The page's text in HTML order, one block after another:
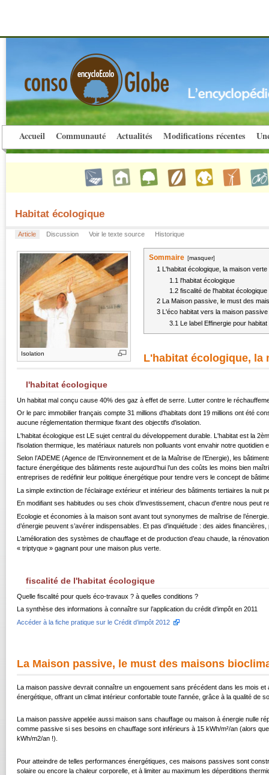
Accueil Communauté Actualités Modifications récentes
Habitat écologique
Article Discussion Voir le texte source Historique
Isolation
Sommaire [masquer]
1 L'habitat écologique, la maison
1.1
l'habitat écologique
1.2 fiscalité de l'habitat écologique
2 La Maison passive, le must des
3 L'éco habitat vers la maison passive
3.1 Le label Effinergie pour
L'habitat écologique, la
l'habitat écologique
Un habitat mal conçu cause 40% des gaz à effet de serre. Lutter contre le
Or le parc immobilier français compte 31 millions d'habitats dont 19 millions ont été
aucune réglementation thermique fixant des objectifs d'isolation.
L'habitat écologique est LE sujet central du développement durable. L'habitat est la
l'isolation thermique, les matériaux naturels non polluants vont envahir notre quotidien
Selon l’ADEME (Agence de l’Environnement et de la Maîtrise de l’Energie), les
facture énergétique des bâtiments reste aujourd’hui l’un des coûts les moins bien
entreprises de redéfinir leur politique énergétique pour tendre vers le concept de
La simple extinction de l’éclairage extérieur et intérieur des bâtiments tertiaires la nuit
En modifiant ses habitudes ou ses choix d’investissement, chacun d'entre nous peut
Ecologie et économies à la maison sont avant tout synonymes de maîtrise de
d’énergie peuvent s’avérer indispensables. Et pas d’inquiétude : des aides
L’amélioration des systèmes de chauffage et de production d’eau chaude, la
« triptyque » gagnant pour une maison plus verte.
fiscalité de l'habitat écologique
Quelle fiscalité pour quels éco-travaux ? à quelles conditions ?
La synthèse des informations à connaître sur l’application du crédit d’impôt en 2011
Accéder à la fiche pratique sur le Crédit d’impôt 2012
La Maison passive, le must des maisons
La maison passive devrait connaître un engouement sans précédent dans les mois
énergétique, offrant un climat intérieur confortable toute l'année, grâce à la qualité de
La maison passive appelée aussi maison sans chauffage ou maison à énergie nulle
comme passive si ses besoins en chauffage sont inférieurs à 15 kWh/m²/an (alors
kWh/m2/an !).
Pour atteindre de telles performances énergétiques, ces maisons passives sont
solaire ou encore la chaleur corporelle, et à limiter au maximum les déperditions